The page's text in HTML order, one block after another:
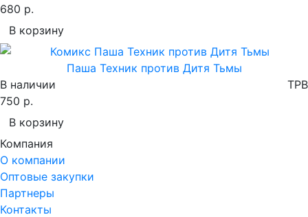
680 р.
В корзину
Паша Техник против Дитя Тьмы
В наличии
TPB
750 р.
В корзину
Компания
О компании
Оптовые закупки
Партнеры
Контакты